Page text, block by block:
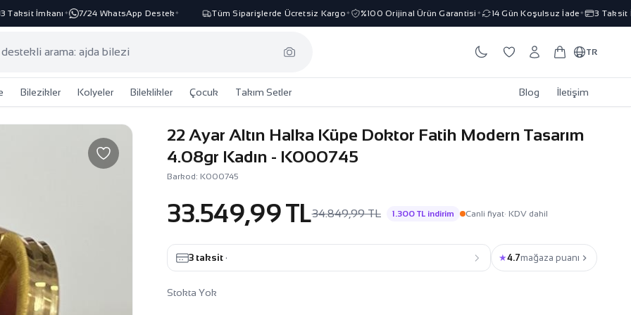
İmkanı✦ 7/24 WhatsApp Destek✦ Tüm Siparişlerde Ücretsiz Kargo✦ %100 Orijinal Ürün Garantisi✦ 14 Gün Koşulsuz İade✦ 3 Taksit
TR
Bilezikler Kolyeler Bileklikler Çocuk Takım Setler Blog İletişim
22 Ayar Altın Halka Küpe Doktor Fatih Modern Tasarım
4.08gr Kadın - K000745
Barkod: K000745
33.549,99 TL34.849,99 TL 1.300 TL indirim Canli fiyat· KDV dahil
3 taksit · ★4.7mağaza puanı
Stokta Yok